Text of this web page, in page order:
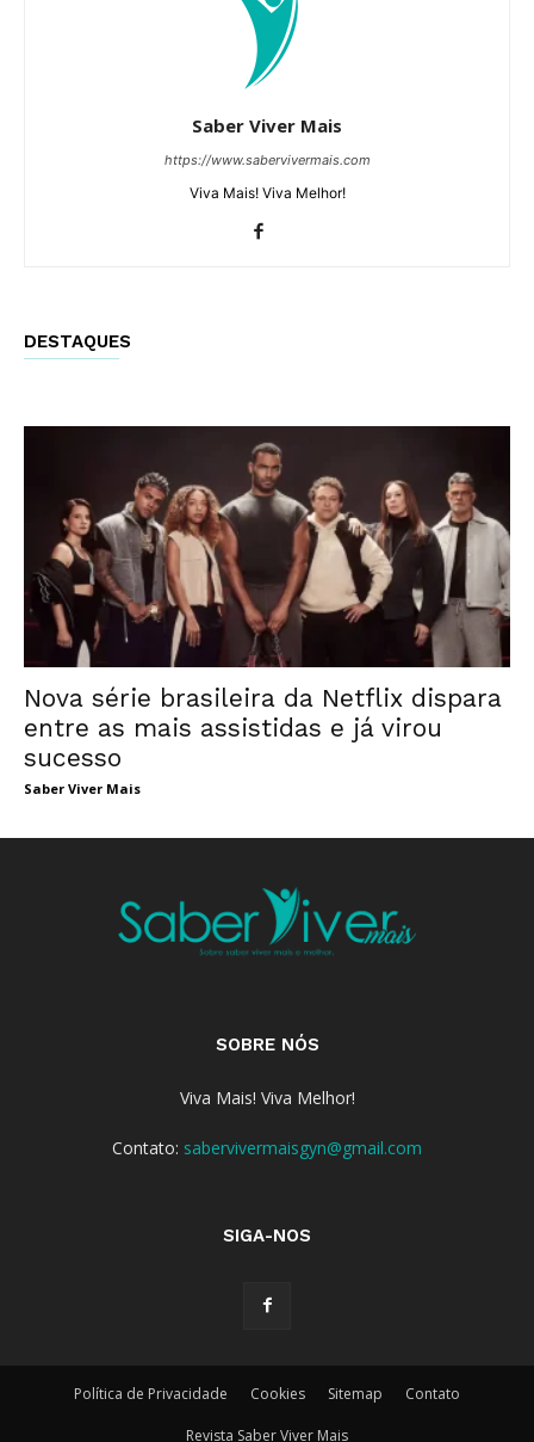
Saber Viver Mais
https://www.sabervivermais.com
Viva Mais! Viva Melhor!
DESTAQUES
Nova série brasileira da Netflix dispara
entre as mais assistidas e já virou
sucesso
Saber Viver Mais
SOBRE NÓS
Viva Mais! Viva Melhor!
Contato: sabervivermaisgyn@gmail.com
SIGA-NOS
Política de Privacidade Cookies Sitemap Contato
Revista Saber Viver Mais